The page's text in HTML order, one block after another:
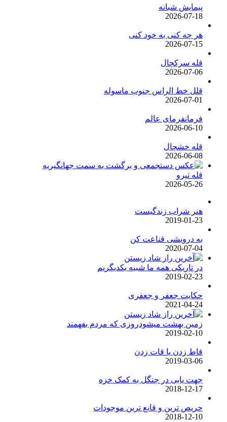
پیمایش شبانه
2026-07-18
هر چه کنی به خود کنی
2026-07-15
قله سرکچال
2026-07-06
قلل خط الراس جنوب ماسوله
2026-07-01
فرمانفرمای عالم
2026-06-10
قله خشچال
2026-06-08
قله تیرو
2026-05-26
هنر شراب زندگیست
2019-01-23
به درویشی قناعت کن
2020-07-04
در تاریکی همه ما شبیه یکدیگریم
2019-02-23
حکایت جعفر و جعفری
2021-04-24
زمین بهشت میشودروزی که مردم بفهمند
2019-02-10
قاط زدن یا قات زدن
2019-03-06
جهت یابی در جنگل به کمک خزه
2018-12-17
حریص ترین و قانع ترین موجودات
2018-12-10